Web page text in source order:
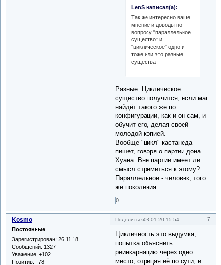
LenS написал(а):
Так же интересно ваше
мнение и доводы по
вопросу "параллельное
существо" и
"циклическое" одно и
тоже или это разные
существа
Разные. Циклическое
существо получится, если маг
найдёт такого же по
конфигурации, как и он сам, и
обучит его, делая своей
молодой копией.
Вообще "цикл" кастанеда
пишет, говоря о партии дона
Хуана. Вне партии имеет ли
смысл стремиться к этому?
Параллельное - человек, того
же поколения.
0
Поделиться 7
08.01.20 15:54
Kosmo
Постоянные
Зарегистрирован: 26.11.18
Сообщений: 1327
Уважение: +102
Позитив: +78
Цикличность это выдумка,
попытка объяснить
реинкарнацию через одно
место, отрицая её по сути, и